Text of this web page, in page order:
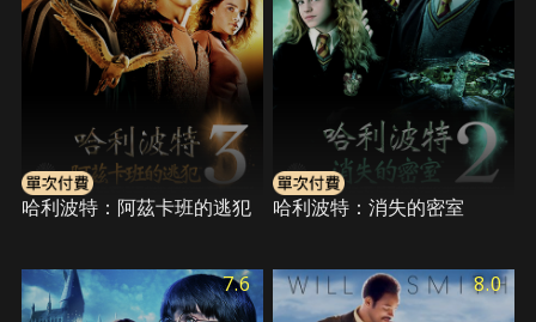
哈利波特：阿茲卡班的逃犯 哈利波特：消失的密室
7.6 8.0